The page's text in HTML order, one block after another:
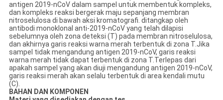
antigen 2019-nCoV dalam sampel untuk membentuk kompleks,
dan kompleks reaksi bergerak maju sepanjang membran
nitroselulosa di bawah aksi kromatografi. ditangkap oleh
antibodi monoklonal anti-2019-nCoV yang telah dilapisi
sebelumnya oleh zona deteksi (T) pada membran nitroselulosa,
dan akhirnya garis reaksi warna merah terbentuk di zona T.Jika
sampel tidak mengandung antigen 2019-nCoV, garis reaksi
warna merah tidak dapat terbentuk di zona T.Terlepas dari
apakah sampel yang akan diuji mengandung antigen 2019-nCoV,
garis reaksi merah akan selalu terbentuk di area kendali mutu
(C).
BAHAN DAN KOMPONEN